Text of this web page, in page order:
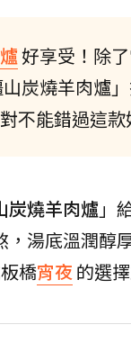
好享受！除
炭燒羊肉爐
不能錯過這
炭燒羊肉爐」
，湯底溫潤醇
橋宵夜的選